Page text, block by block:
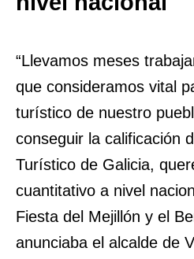
“Llevamos meses
que consideramos vital
turístico de nuestro
conseguir la calificación
Turístico de Galicia,
cuantitativo a nivel
Fiesta del Mejillón y el
anunciaba el alcalde de